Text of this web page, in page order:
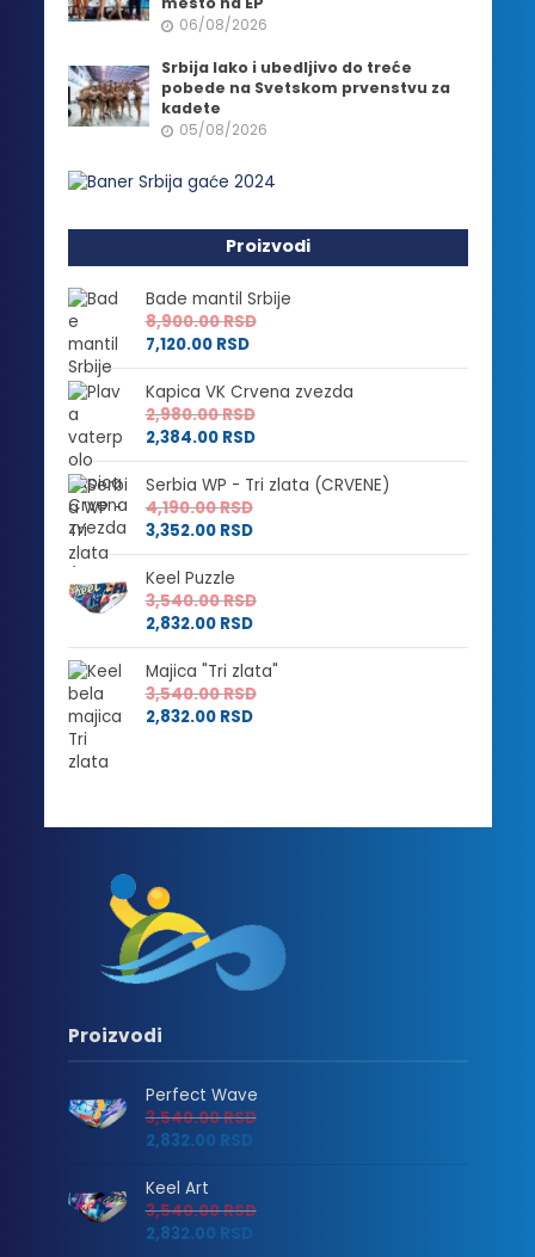
06/08/2026
Srbija lako i ubedljivo do treće
pobede na Svetskom prvenstvu za
kadete
05/08/2026
Proizvodi
Bade mantil Srbije
8,900.00RSD
7,120.00 RSD
Kapica VK Crvena zvezda
2,980.00RSD
2,384.00 RSD
Serbia WP - Tri zlata (CRVENE)
4,190.00RSD
3,352.00 RSD
Keel Puzzle
3,540.00RSD
2,832.00 RSD
Majica "Tri zlata"
3,540.00RSD
2,832.00 RSD
Proizvodi
Perfect Wave
3,540.00RSD
2,832.00 RSD
Keel Art
3,540.00RSD
2,832.00 RSD